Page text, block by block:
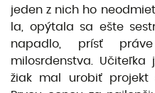
jeden z nich ho
la, opýtala sa ešte
napadlo, prísť
milosrdenstva. Učiteľka
žiak mal urobiť projekt